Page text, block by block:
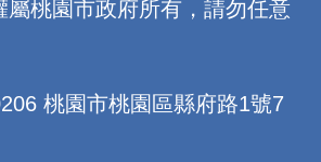
屬桃園市政府所有，請勿任意
桃園市桃園區縣府路1號7